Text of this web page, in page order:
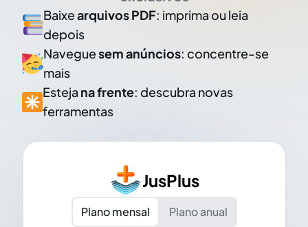
Baixearquivos PDF: imprima ou leia
depois
Naveguesem anúncios: concentre-se
mais
Esteja na frente: descubra novas
ferramentas
JusPlus
Plano mensal
Plano anual